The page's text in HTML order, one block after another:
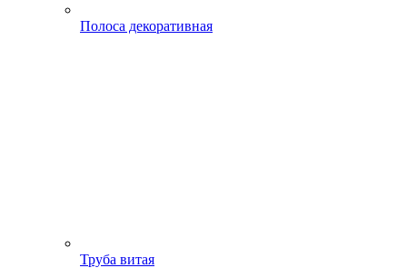
Полоса декоративная
Труба витая